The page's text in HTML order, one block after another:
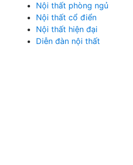
Nội thất phòng ngủ
Nội thất cổ điển
Nội thất hiện đại
Diễn đàn nội thất